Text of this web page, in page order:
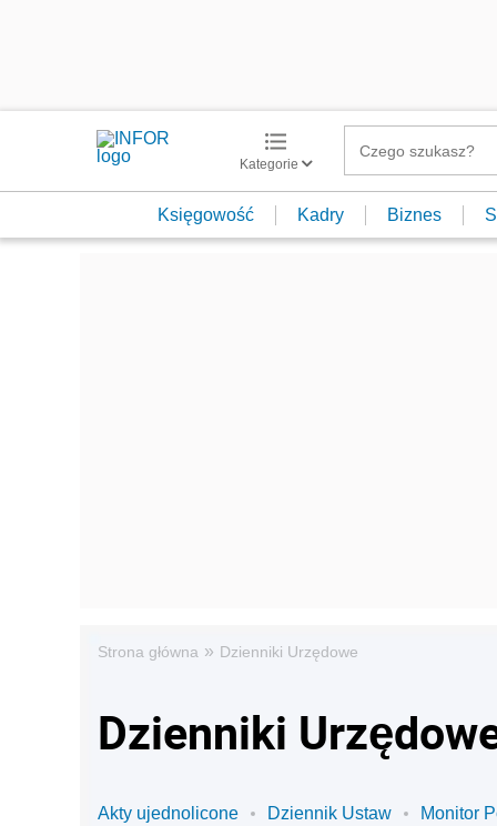
Kategorie
Księgowość Kadry Biznes
Strona główna » Dzienniki Urzędowe
Dzienniki
Akty ujednolicone Dziennik Ustaw Monitor